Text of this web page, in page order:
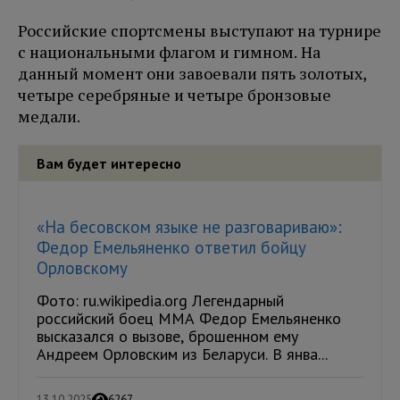
Российские спортсмены выступают на турнире
с национальными флагом и гимном. На
данный момент они завоевали пять золотых,
четыре серебряные и четыре бронзовые
медали.
Вам будет интересно
«На бесовском языке не разговариваю»:
Федор Емельяненко ответил бойцу
Орловскому
Фото: ru.wikipedia.org Легендарный
российский боец ММА Федор Емельяненко
высказался о вызове, брошенном ему
Андреем Орловским из Беларуси. В янва...